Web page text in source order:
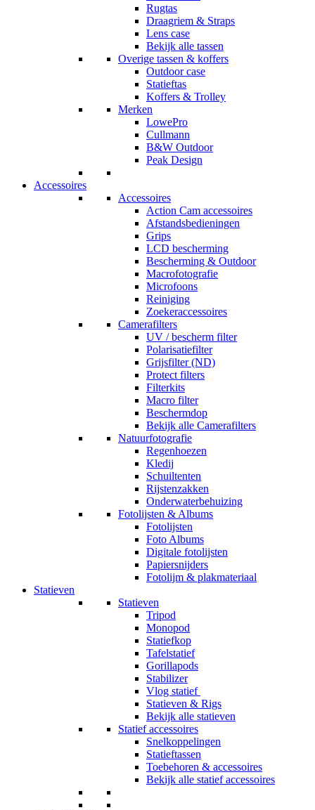
Rugtas
Draagriem & Straps
Lens case
Bekijk alle tassen
Overige tassen & koffers
Outdoor case
Statieftas
Koffers & Trolley
Merken
LowePro
Cullmann
B&W Outdoor
Peak Design
Accessoires
Accessoires
Action Cam accessoires
Afstandsbedieningen
Grips
LCD bescherming
Bescherming & Outdoor
Macrofotografie
Microfoons
Reiniging
Zoekeraccessoires
Camerafilters
UV / bescherm filter
Polarisatiefilter
Grijsfilter (ND)
Protect filters
Filterkits
Macro filter
Beschermdop
Bekijk alle Camerafilters
Natuurfotografie
Regenhoezen
Kledij
Schuiltenten
Rijstenzakken
Onderwaterbehuizing
Fotolijsten & Albums
Fotolijsten
Foto Albums
Digitale fotolijsten
Papiersnijders
Fotolijm & plakmateriaal
Statieven
Statieven
Tripod
Monopod
Statiefkop
Tafelstatief
Gorillapods
Stabilizer
Vlog statief
Statieven & Rigs
Bekijk alle statieven
Statief accessoires
Snelkoppelingen
Statieftassen
Toebehoren & accessoires
Bekijk alle statief accessoires